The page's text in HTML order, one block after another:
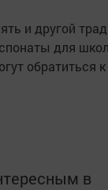
и другой
для
обратиться
в